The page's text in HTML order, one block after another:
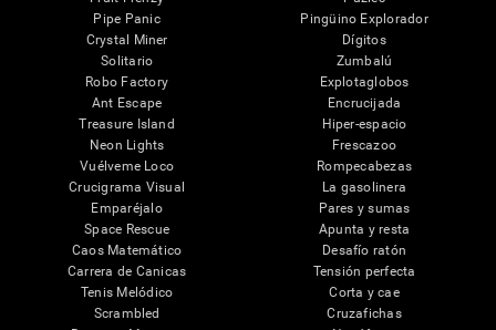
Los juegos son variados y estimulantes
Paula R.
Compartir
¿Te ha gustado esta opinión?
22 mayo 2026
Recomiendo este producto